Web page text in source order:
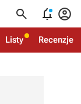
  
Listy Recenzje